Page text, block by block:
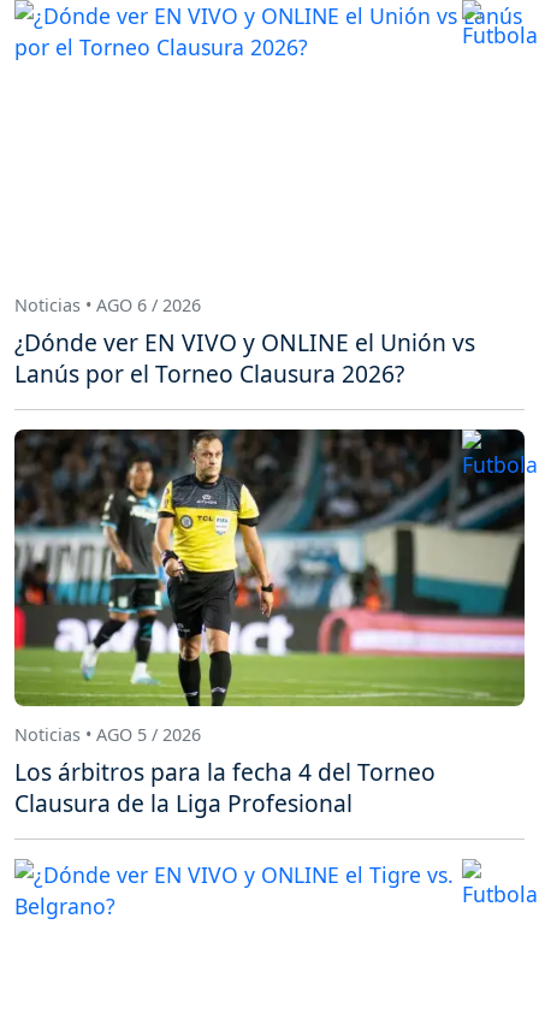
Noticias • AGO 6 / 2026
¿Dónde ver EN VIVO y ONLINE el Unión vs
Lanús por el Torneo Clausura 2026?
Noticias • AGO 5 / 2026
Los árbitros para la fecha 4 del Torneo
Clausura de la Liga Profesional